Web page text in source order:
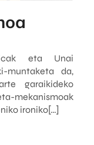
eta Unai
muntaketa da,
garaikideko
mekanismoak
ironiko[…]